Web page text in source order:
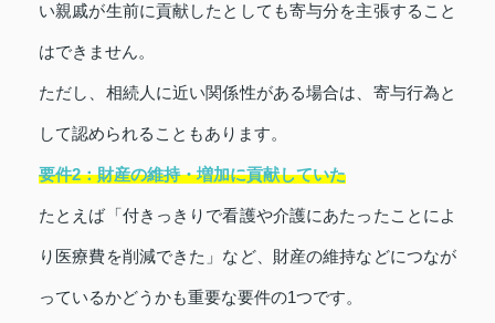
い親戚が生前に貢献したとしても寄与分を主張すること
はできません。
ただし、相続人に近い関係性がある場合は、寄与行為と
して認められることもあります。
要件2：財産の維持・増加に貢献していた
たとえば「付きっきりで看護や介護にあたったことによ
り医療費を削減できた」など、財産の維持などにつなが
っているかどうかも重要な要件の1つです。